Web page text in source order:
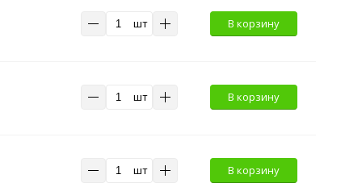
шт В корзину
шт В корзину
шт В корзину